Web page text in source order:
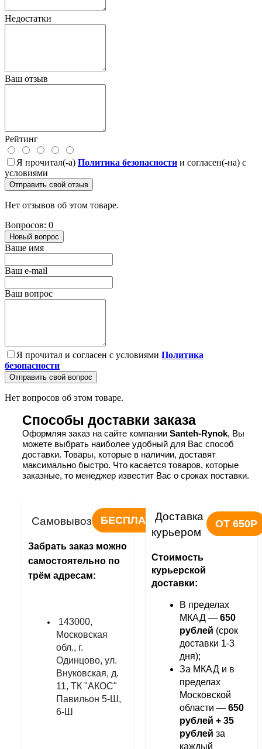
Недостатки
Ваш отзыв
Рейтинг
Я прочитал(-а) Политика безопасности и согласен(-на) с
условиями
Отправить свой отзыв
Нет отзывов об этом товаре.
Вопросов: 0
Новый вопрос
Ваше имя
Ваш e-mail
Ваш вопрос
Я прочитал и согласен с условиями Политика
безопасности
Отправить свой вопрос
Нет вопросов об этом товаре.
Способы доставки заказа
Оформляя заказ на сайте компании Santeh-Rynok, Вы
можете выбрать наиболее удобный для Вас способ
доставки. Товары, которые в наличии, доставят
максимально быстро. Что касается товаров, которые
заказные, то менеджер известит Вас о сроках поставки.
Самовывоз БЕСПЛАТНО
Забрать заказ можно
самостоятельно по
трём адресам:
143000,
Московская
обл., г.
Одинцово, ул.
Внуковская, д.
11, ТК "АКОС"
Павильон 5-Ш,
6-Ш
Доставка
курьером
ОТ 650Р
Стоимость
курьерской
доставки:
В пределах
МКАД — 650
рублей (срок
доставки 1-3
дня);
За МКАД и в
пределах
Московской
области — 650
рублей + 35
рублей за
каждый